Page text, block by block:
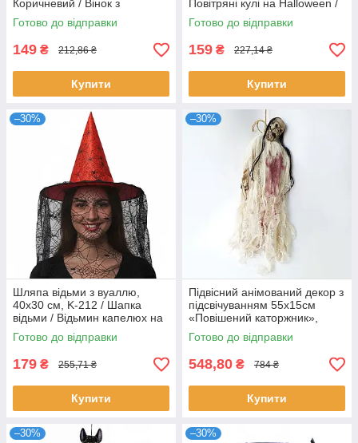
Коричневий / Вінок з
гарбузами / Підвісний декор
на двері / Декорація на
Готово до відправки
149 ₴ 212,86 ₴
Купити
Повітряні кулі на Halloween /
Фонтан з куль / Декорації на
Хелловін
Готово до відправки
159 ₴ 227,14 ₴
Купити
–30%
Шляпа відьми з вуаллю,
40х30 см, K-212 / Шапка
відьми / Відьмин капелюх на
Хелловін / Ковпак відьми
Готово до відправки
179 ₴ 255,71 ₴
Купити
–30%
Підвісний анімований декор з
підсвічуванням 55х15см
«Повішений каторжник»,
Білий / Декор на Хеллоуїн
Готово до відправки
548,80 ₴ 784 ₴
Купити
–30% –30%